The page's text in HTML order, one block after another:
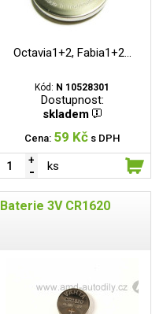
Octavia1+2, Fabia1+2...
Kód: N 10528301
Dostupnost:
skladem
Cena: 59 Kč s DPH
ks
Baterie 3V CR1620